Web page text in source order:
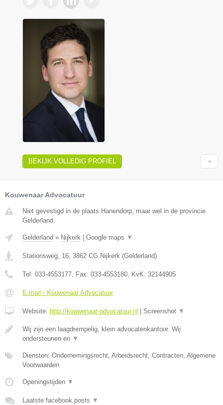
BEKIJK VOLLEDIG PROFIEL
Kouwenaar Advocatuur
Niet gevestigd in de plaats Hanendorp, maar wel in de provincie
Gelderland.
Gelderland » Nijkerk Google maps ▼
Stationsweg, 16, 3862 CG Nijkerk (Gelderland)
Tel: 033-4553177, Fax: 033-4553180, KvK: 32144905
E-mail › Kouwenaar Advocatuur
Website: http://kouwenaar-advocatuur.nl Screenshot ▼
Wij zijn een laagdrempelig, klein advocatenkantoor. Wij
ondersteunen en ▼
Diensten: Ondernemingsrecht, Arbeidsrecht, Contracten, Algemene
Voorwaarden
Openingstijden ▼
Laatste facebook posts ▼